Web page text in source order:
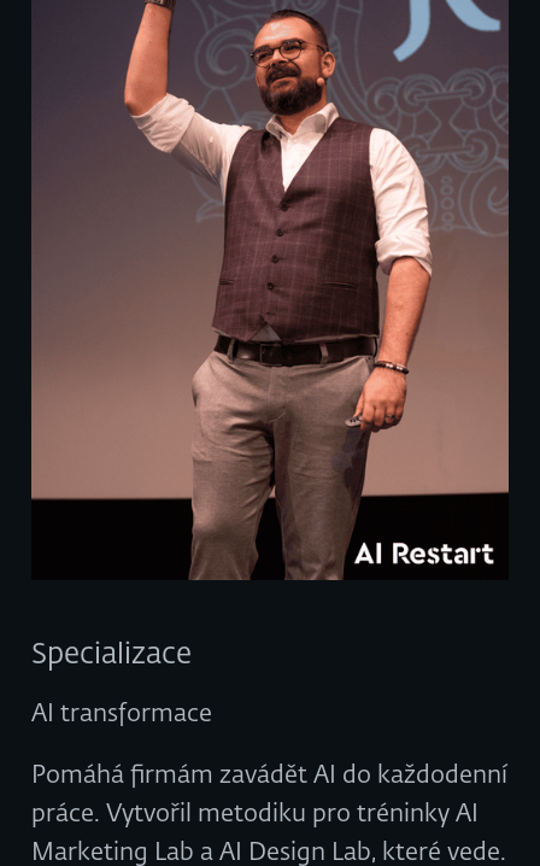
Specializace
AI transformace
Pomáhá firmám zavádět AI do každodenní
práce. Vytvořil metodiku pro tréninky AI
Marketing Lab a AI Design Lab, které vede.